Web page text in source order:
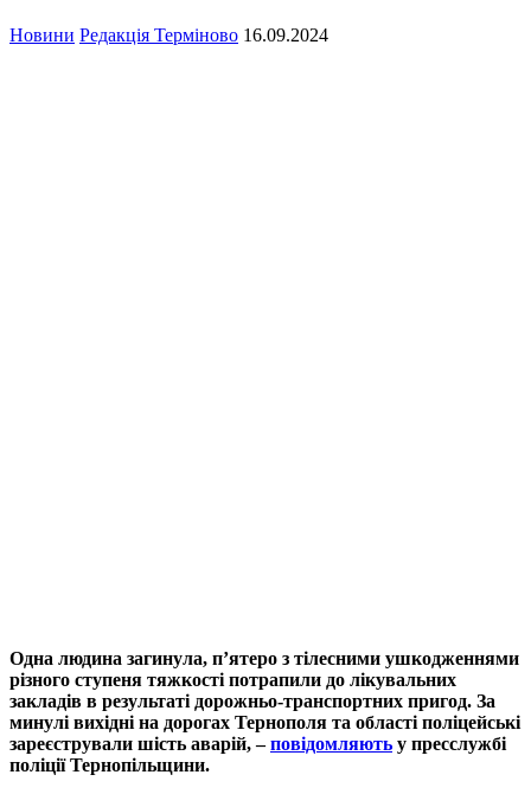
Новини Редакція Терміново 16.09.2024
Одна людина загинула, п’ятеро з тілесними ушкодженнями
різного ступеня тяжкості потрапили до лікувальних
закладів в результаті дорожньо-транспортних пригод. За
минулі вихідні на дорогах Тернополя та області поліцейські
зареєстрували шість аварій, –повідомляють у пресслужбі
поліції Тернопільщини.